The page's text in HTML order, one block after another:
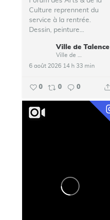
Culture reprennent du
service à la rentrée.
Dessin, peinture...
Ville de Talence
6 août 2026 14 h 33 min
0 0 0